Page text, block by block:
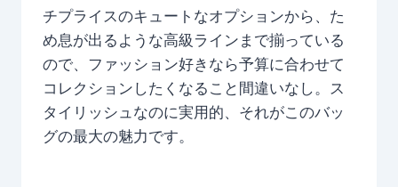
チプライスのキュートなオプションから、た
め息が出るような高級ラインまで揃っている
ので、ファッション好きなら予算に合わせて
コレクションしたくなること間違いなし。ス
タイリッシュなのに実用的、それがこのバッ
グの最大の魅力です。